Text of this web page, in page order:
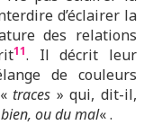
d’éclairer la
des relations
11. Il décrit leur
de couleurs
traces » qui, dit-il,
ou du mal« .